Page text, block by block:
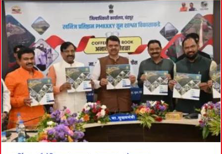
पुरवठा
अडचणींविरुद्ध
जोरदार
प्रतिकार
वीज
कर्मचारी,
ऊर्जा
क्षेत्र
संघर्ष
मंचाच्या
नेतृत्वाखाली,
राज्य
सरकार
आणि
प्रशासनास
एक